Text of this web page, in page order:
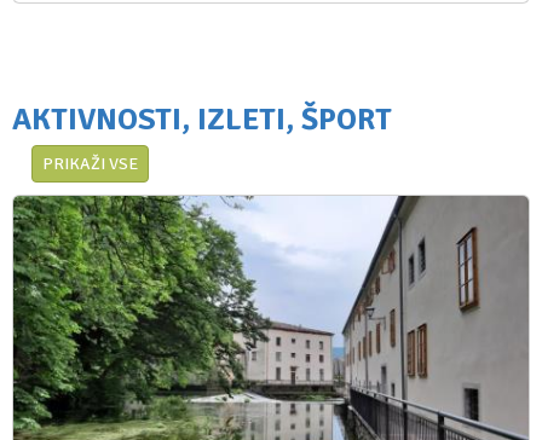
AKTIVNOSTI, IZLETI, ŠPORT
PRIKAŽI VSE